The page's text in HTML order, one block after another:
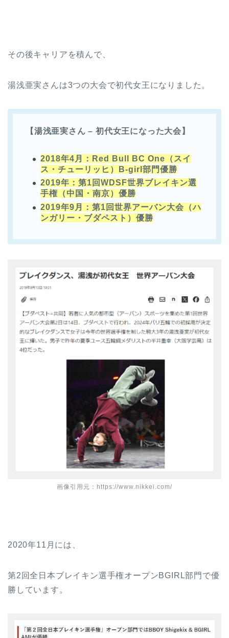
その後キャリアを積んで、
湯浅亜実さんは3つの大会で初代女王になりました。
【湯浅亜実さん – 初代女王になった大会】
2018年4月：Red Bull BC One（スイ
ス・チューリッヒ）B-girl部門優勝
2019年：第1回WDSF世界ブレイキン選
手権（中国・南京）優勝
2019年9月：第1回世界アーバン大会（ハ
ンガリー・ブダペスト）優勝
画像引用元：https://www.nikkei.com/
2020年11月には、
第2回全日本ブレイキン選手権オープンBGIRL部門で優
勝しています。